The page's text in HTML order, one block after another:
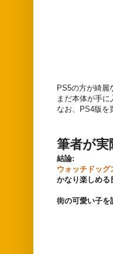
PS5の方が綺麗
まだ本体が手
なお、PS4版を
筆者が
結論:
ウォッチドッグ
かなり楽しめる
街の可愛い子を